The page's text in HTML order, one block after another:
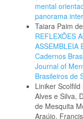
mental
panorama
Taiara Paim
REFLEXÕES
ASSEMBLEIA
Cadernos
Journal of
Brasileiros de
Liniker
Alves e Silva,
de Mesquita
Araújo,